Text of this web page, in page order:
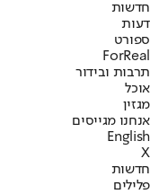
חדשות
דעות
ספורט
ForReal
תרבות ובידור
אוכל
מגזין
אנחנו מגייסים
English
X
חדשות
פלילים